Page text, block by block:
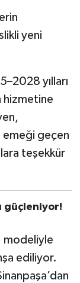
yeni
yılları
hizmetine
emeği geçen
teşekkür
güçleniyor!
modeliyle
ediliyor.